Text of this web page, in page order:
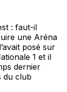
: faut-il
une Aréna
posé sur
1 et il
dernier
du club